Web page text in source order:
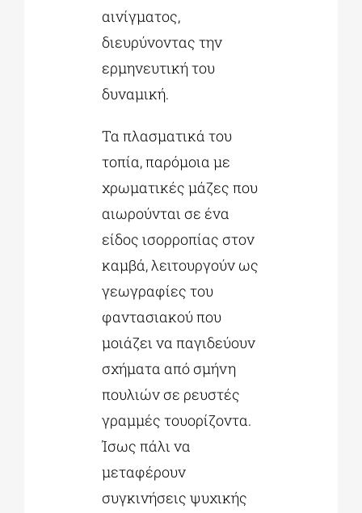
αινίγματος,
διευρύνοντας την
ερμηνευτική του
δυναμική.
Τα πλασματικά του
τοπία, παρόμοια με
χρωματικές μάζες που
αιωρούνται σε ένα
είδος ισορροπίας στον
καμβά, λειτουργούν ως
γεωγραφίες του
φαντασιακού που
μοιάζει να παγιδεύουν
σχήματα από σμήνη
πουλιών σε ρευστές
γραμμές τουορίζοντα.
Ίσως πάλι να
μεταφέρουν
συγκινήσεις ψυχικής